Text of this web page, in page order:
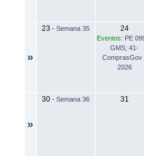
»
23 -Semana 35 24
Eventos: PE
GMS; 41-
ComprasGov
2026
»
30 -Semana 36 31